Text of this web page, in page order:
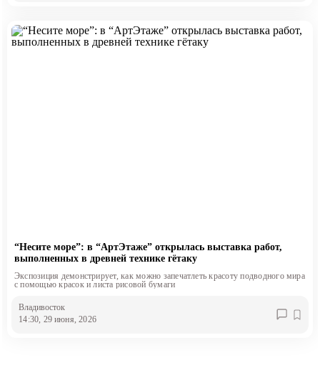
“Несите море”: в “АртЭтаже” открылась выставка работ,
выполненных в древней технике гётаку
Экспозиция демонстрирует, как можно запечатлеть красоту подводного мира
с помощью красок и листа рисовой бумаги
Владивосток
14:30, 29 июня, 2026